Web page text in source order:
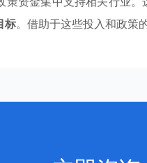
标。借助于这些投入和政策